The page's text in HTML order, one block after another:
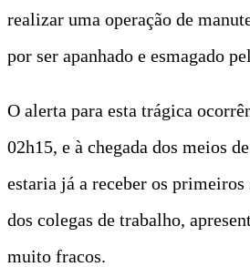
realizar uma operação de
por ser apanhado e esmagado
O alerta para esta trágica
02h15, e à chegada dos meios
estaria já a receber os
dos colegas de trabalho,
muito fracos.